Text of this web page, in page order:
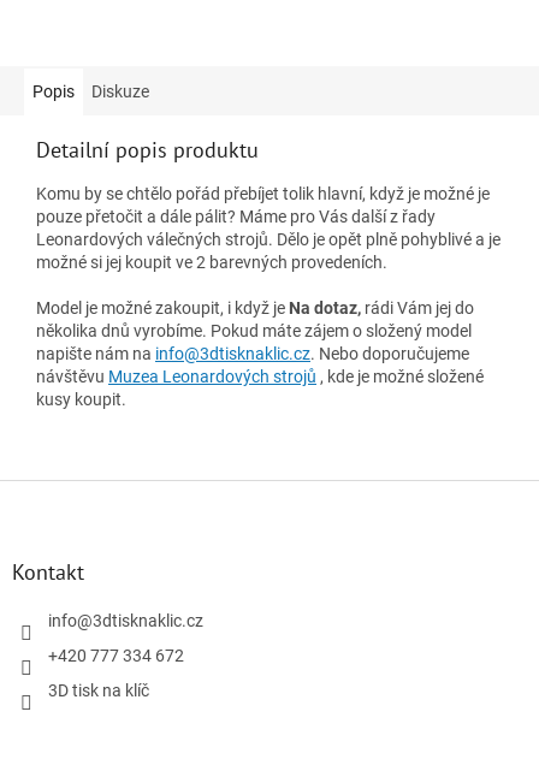
Popis Diskuze
Detailní popis produktu
Komu by se chtělo pořád přebíjet tolik hlavní, když je možné je
pouze přetočit a dále pálit? Máme pro Vás další z řady
Leonardových válečných strojů. Dělo je opět plně pohyblivé a je
možné si jej koupit ve 2 barevných provedeních.
Model je možné zakoupit, i když je Na dotaz, rádi Vám jej do
několika dnů vyrobíme. Pokud máte zájem o složený model
napište nám na info@3dtisknaklic.cz. Nebo doporučujeme
návštěvu Muzea Leonardových strojů , kde je možné složené
kusy koupit.
Z
Kontakt
info@3dtisknaklic.cz
+420 777 334 672
3D tisk na klíč